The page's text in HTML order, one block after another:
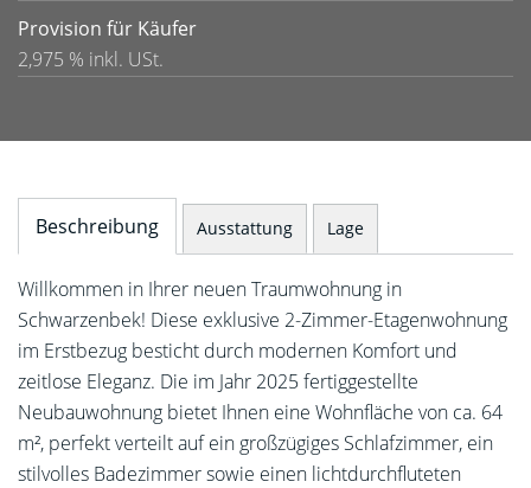
Provision für Käufer
2,975 % inkl. USt.
Beschreibung Ausstattung Lage
Willkommen in Ihrer neuen Traumwohnung in
Schwarzenbek! Diese exklusive 2-Zimmer-Etagenwohnung
im Erstbezug besticht durch modernen Komfort und
zeitlose Eleganz. Die im Jahr 2025 fertiggestellte
Neubauwohnung bietet Ihnen eine Wohnfläche von ca. 64
m², perfekt verteilt auf ein großzügiges Schlafzimmer, ein
stilvolles Badezimmer sowie einen lichtdurchfluteten